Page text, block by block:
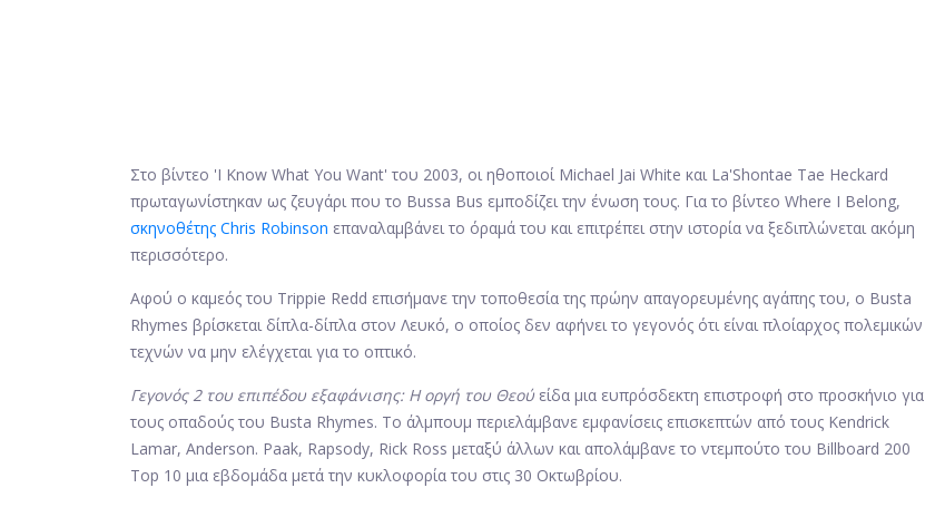
Στο βίντεο 'I Know What You Want' του 2003, οι ηθοποιοί Michael Jai White και La'Shontae Tae Heckard
πρωταγωνίστηκαν ως ζευγάρι που το Bussa Bus εμποδίζει την ένωση τους. Για το βίντεο Where I Belong,
σκηνοθέτης Chris Robinson επαναλαμβάνει το όραμά του και επιτρέπει στην ιστορία να ξεδιπλώνεται ακόμη
περισσότερο.
Αφού ο καμεός του Trippie Redd επισήμανε την τοποθεσία της πρώην απαγορευμένης αγάπης του, ο Busta
Rhymes βρίσκεται δίπλα-δίπλα στον Λευκό, ο οποίος δεν αφήνει το γεγονός ότι είναι πλοίαρχος πολεμικών
τεχνών να μην ελέγχεται για το οπτικό.
Γεγονός 2 του επιπέδου εξαφάνισης: Η οργή του Θεού είδα μια ευπρόσδεκτη επιστροφή στο προσκήνιο για
τους οπαδούς του Busta Rhymes. Το άλμπουμ περιελάμβανε εμφανίσεις επισκεπτών από τους Kendrick
Lamar, Anderson. Paak, Rapsody, Rick Ross μεταξύ άλλων και απολάμβανε το ντεμπούτο του Billboard 200
Top 10 μια εβδομάδα μετά την κυκλοφορία του στις 30 Οκτωβρίου.